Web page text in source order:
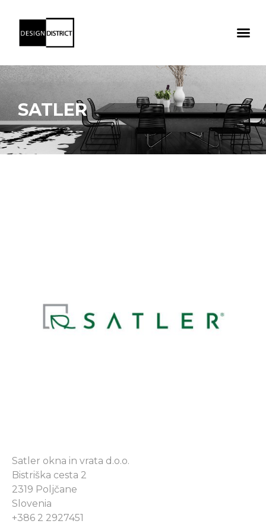
SATLER
Satler okna in vrata d.o.o.
Bistriška cesta 2
2319 Poljčane
Slovenia
+386 2 2927451